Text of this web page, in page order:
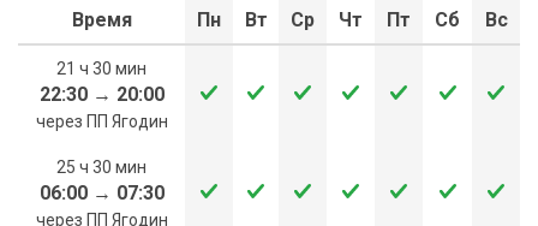
Время Пн Вт Ср Чт Пт Сб Вс
21 ч 30 мин
22:30→ 20:00
через ПП Ягодин
25 ч 30 мин
06:00→ 07:30
через ПП Ягодин